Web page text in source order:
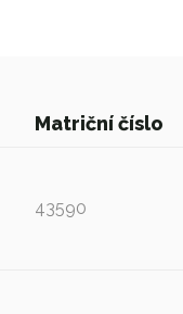
Matriční číslo
43590